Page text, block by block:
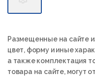
Размещенные на сайте
цвет, форму и иные
а также комплектация
товара на сайте, могут